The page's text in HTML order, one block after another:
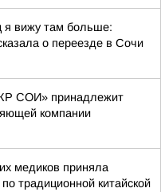
вижу там больше:
о переезде в Сочи
СОИ» принадлежит
компании
медиков приняла
традиционной китайской